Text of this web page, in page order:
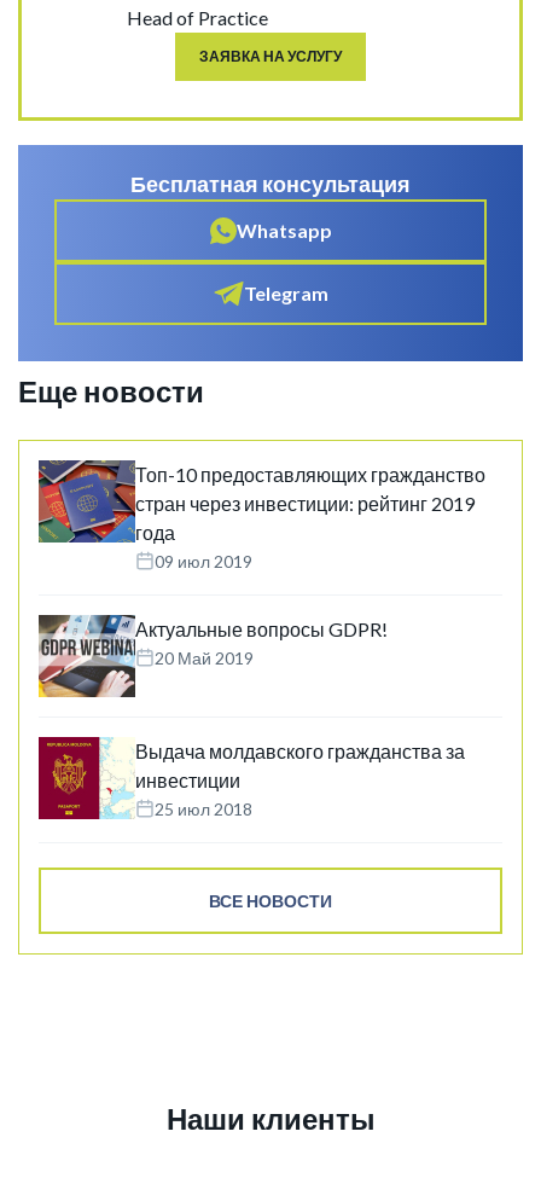
Head of Practice
ЗАЯВКА НА УСЛУГУ
Бесплатная консультация
Whatsapp
Telegram
Еще новости
Топ-10 предоставляющих гражданство
стран через инвестиции: рейтинг 2019
года
09 июл 2019
Актуальные вопросы GDPR!
20 Май 2019
Выдача молдавского гражданства за
инвестиции
25 июл 2018
ВСЕ НОВОСТИ
Наши клиенты